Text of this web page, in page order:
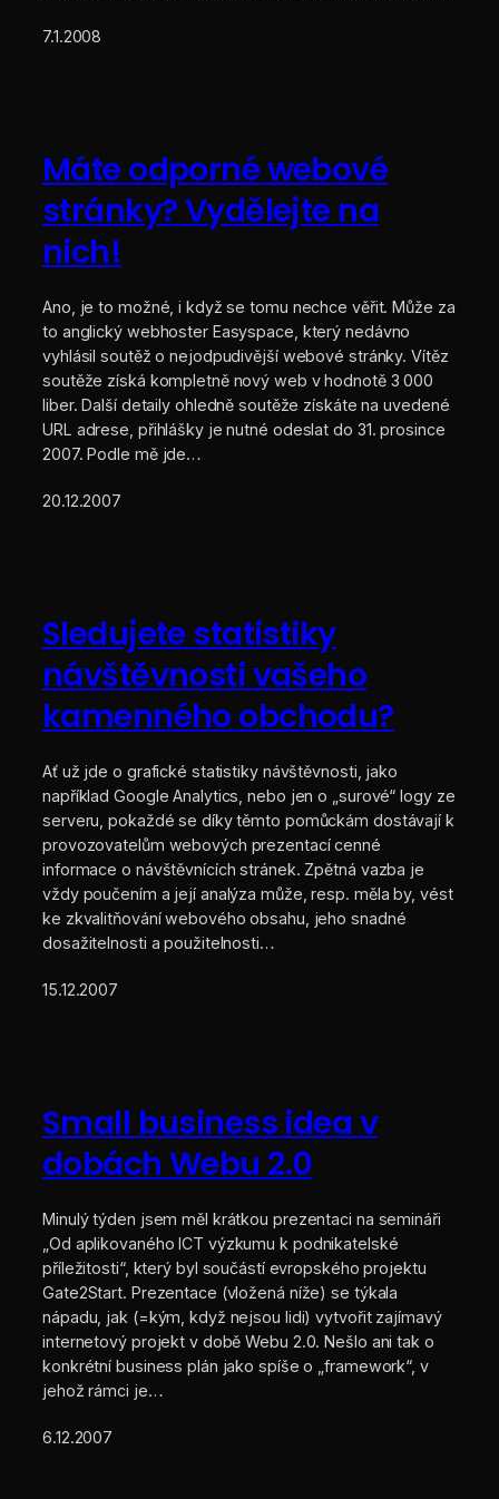
7.1.2008
Máte odporné webové
stránky? Vydělejte na
nich!
Ano, je to možné, i když se tomu nechce věřit. Může za
to anglický webhoster Easyspace, který nedávno
vyhlásil soutěž o nejodpudivější webové stránky. Vítěz
soutěže získá kompletně nový web v hodnotě 3 000
liber. Další detaily ohledně soutěže získáte na uvedené
URL adrese, přihlášky je nutné odeslat do 31. prosince
2007. Podle mě jde…
20.12.2007
Sledujete statistiky
návštěvnosti vašeho
kamenného obchodu?
Ať už jde o grafické statistiky návštěvnosti, jako
například Google Analytics, nebo jen o „surové“ logy ze
serveru, pokaždé se díky těmto pomůckám dostávají k
provozovatelům webových prezentací cenné
informace o návštěvnících stránek. Zpětná vazba je
vždy poučením a její analýza může, resp. měla by, vést
ke zkvalitňování webového obsahu, jeho snadné
dosažitelnosti a použitelnosti…
15.12.2007
Small business idea v
dobách Webu 2.0
Minulý týden jsem měl krátkou prezentaci na semináři
„Od aplikovaného ICT výzkumu k podnikatelské
příležitosti“, který byl součástí evropského projektu
Gate2Start. Prezentace (vložená níže) se týkala
nápadu, jak (=kým, když nejsou lidi) vytvořit zajímavý
internetový projekt v době Webu 2.0. Nešlo ani tak o
konkrétní business plán jako spíše o „framework“, v
jehož rámci je…
6.12.2007